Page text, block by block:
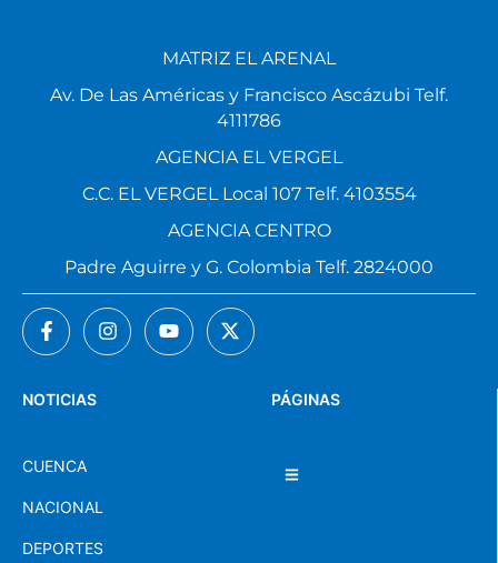
PÁGINAS
NOTICIAS
CUENCA
NACIONAL
DEPORTES
MATRIZ EL ARENAL
Av. De Las Américas y Francisco Ascázubi Telf.
4111786
AGENCIA EL VERGEL
C.C. EL VERGEL Local 107 Telf. 4103554
AGENCIA CENTRO
Padre Aguirre y G. Colombia Telf. 2824000